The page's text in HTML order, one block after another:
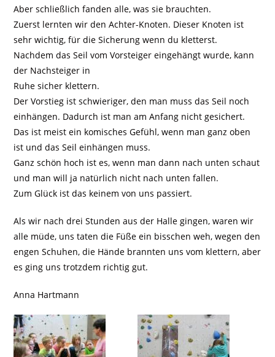
Aber schließlich fanden alle, was sie brauchten.
Zuerst lernten wir den Achter-Knoten. Dieser Knoten ist
sehr wichtig, für die Sicherung wenn du kletterst.
Nachdem das Seil vom Vorsteiger eingehängt wurde, kann
der Nachsteiger in
Ruhe sicher klettern.
Der Vorstieg ist schwieriger, den man muss das Seil noch
einhängen. Dadurch ist man am Anfang nicht gesichert.
Das ist meist ein komisches Gefühl, wenn man ganz oben
ist und das Seil einhängen muss.
Ganz schön hoch ist es, wenn man dann nach unten schaut
und man will ja natürlich nicht nach unten fallen.
Zum Glück ist das keinem von uns passiert.
Als wir nach drei Stunden aus der Halle gingen, waren wir
alle müde, uns taten die Füße ein bisschen weh, wegen den
engen Schuhen, die Hände brannten uns vom klettern, aber
es ging uns trotzdem richtig gut.
Anna Hartmann